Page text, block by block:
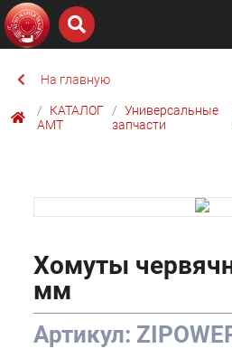
На главную
КАТАЛОГ
AMТ
Универсальные
запчасти
Хомуты
мм
Артикул: